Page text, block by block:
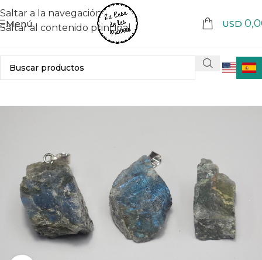
Saltar a la navegación
Saltar al contenido principal
Menú USD